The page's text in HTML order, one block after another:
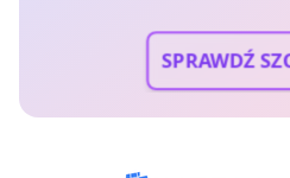
SPRAWDŹ